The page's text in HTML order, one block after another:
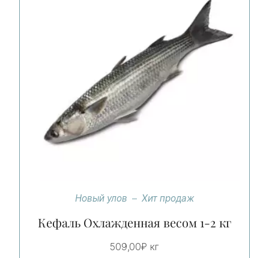
Новый улов Хит продаж
Кефаль Охлажденная весом 1-2 кг
509,00₽ кг